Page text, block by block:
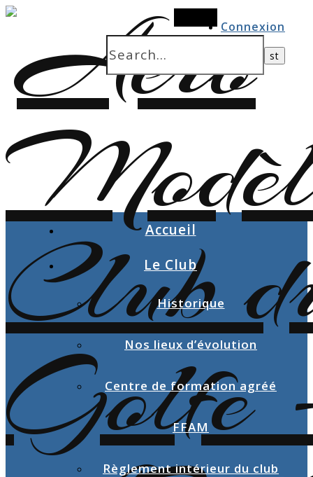
Connexion
Accueil
Le Club
Historique
Nos lieux d’évolution
Centre de formation agréé
FFAM
Règlement intérieur du club